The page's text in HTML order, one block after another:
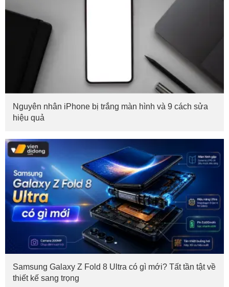
Nguyên nhân iPhone bị trắng màn hình và 9 cách sửa
hiệu quả
Samsung Galaxy Z Fold 8 Ultra có gì mới? Tất tần tật về
thiết kế sang trọng